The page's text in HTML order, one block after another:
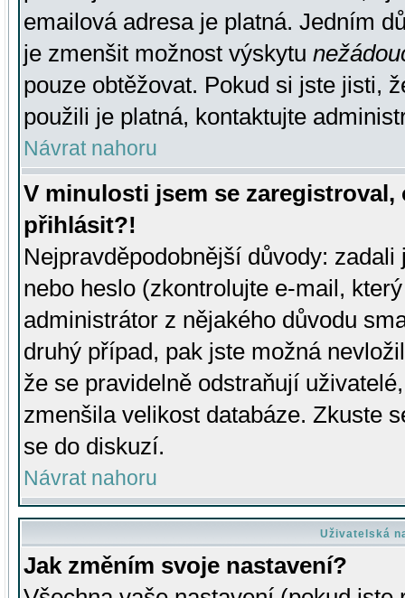
emailová adresa je platná. Jedním
je zmenšit možnost výskytu
pouze obtěžovat. Pokud si jste jisti,
použili je platná, kontaktujte
Návrat nahoru
V minulosti jsem se
přihlásit?!
Nejpravděpodobnější důvody:
nebo heslo (zkontrolujte e-mail,
administrátor z nějakého důvodu
druhý případ, pak jste možná
že se pravidelně odstraňují
zmenšila velikost databáze. Zkuste
se do diskuzí.
Návrat nahoru
Uživatelská
Jak změním svoje nastavení?